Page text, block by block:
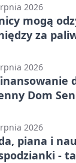
2026
mogą
za
2026
Dom
2026
piana i
-